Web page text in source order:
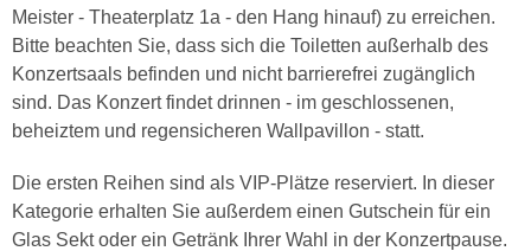
Meister - Theaterplatz 1a - den Hang hinauf) zu erreichen.
Bitte beachten Sie, dass sich die Toiletten außerhalb des
Konzertsaals befinden und nicht barrierefrei zugänglich
sind. Das Konzert findet drinnen - im geschlossenen,
beheiztem und regensicheren Wallpavillon - statt.
Die ersten Reihen sind als VIP-Plätze reserviert. In dieser
Kategorie erhalten Sie außerdem einen Gutschein für ein
Glas Sekt oder ein Getränk Ihrer Wahl in der Konzertpause.